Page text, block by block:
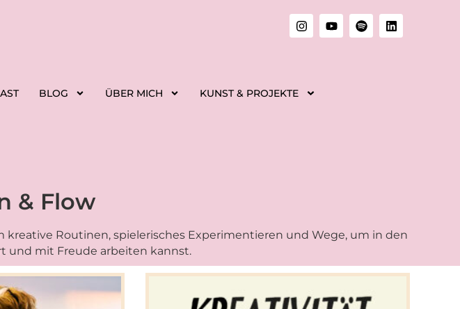
BLOG ÜBER MICH KUNST & PROJEKTE
& Flow
Routinen, spielerisches Experimentieren und Wege, um in den
und mit Freude arbeiten kannst.